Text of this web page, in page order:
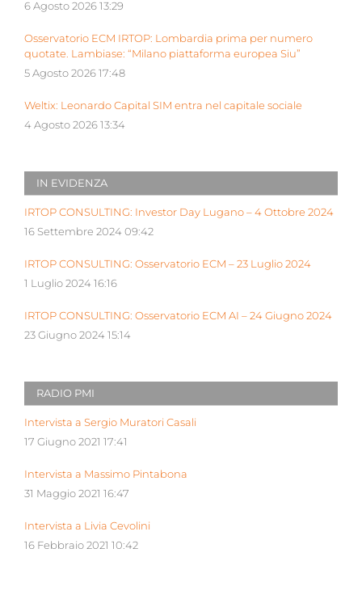
6 Agosto 2026 13:29
Osservatorio ECM IRTOP: Lombardia prima per numero
quotate. Lambiase: “Milano piattaforma europea Siu”
5 Agosto 2026 17:48
Weltix: Leonardo Capital SIM entra nel capitale sociale
4 Agosto 2026 13:34
IN EVIDENZA
IRTOP CONSULTING: Investor Day Lugano – 4 Ottobre 2024
16 Settembre 2024 09:42
IRTOP CONSULTING: Osservatorio ECM – 23 Luglio 2024
1 Luglio 2024 16:16
IRTOP CONSULTING: Osservatorio ECM AI – 24 Giugno 2024
23 Giugno 2024 15:14
RADIO PMI
Intervista a Sergio Muratori Casali
17 Giugno 2021 17:41
Intervista a Massimo Pintabona
31 Maggio 2021 16:47
Intervista a Livia Cevolini
16 Febbraio 2021 10:42